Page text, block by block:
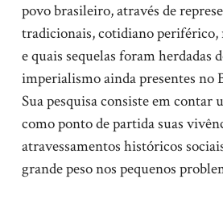
povo brasileiro, através de
tradicionais, cotidiano periférico,
e quais sequelas foram herdadas
imperialismo ainda presentes no
Sua pesquisa consiste em contar
como ponto de partida suas
atravessamentos históricos
grande peso nos pequenos